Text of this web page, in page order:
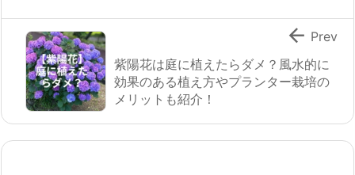
紫陽花は庭に植えたらダメ？風水的に
効果のある植え方やプランター栽培の
メリットも紹介！
 Prev